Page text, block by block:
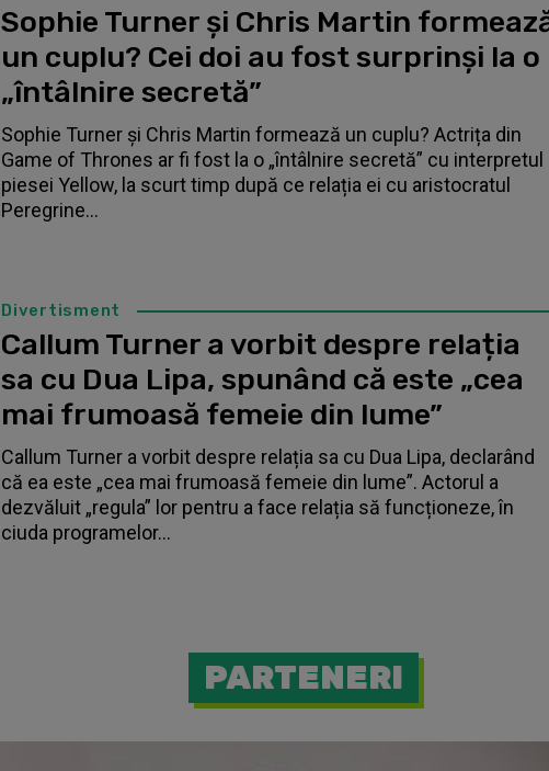
Sophie Turner și Chris Martin
un cuplu? Cei doi au fost surprinși la o
„întâlnire secretă”
Sophie Turner și Chris Martin formează un cuplu? Actrița din
Game of Thrones ar fi fost la o „întâlnire secretă” cu interpretul
piesei Yellow, la scurt timp după ce relația ei cu aristocratul
Peregrine...
Divertisment
Callum Turner a vorbit despre relația
sa cu Dua Lipa, spunând că este „cea
mai frumoasă femeie din lume”
Callum Turner a vorbit despre relația sa cu Dua Lipa, declarând
că ea este „cea mai frumoasă femeie din lume”. Actorul a
dezvăluit „regula” lor pentru a face relația să funcționeze, în
ciuda programelor...
PARTENERI